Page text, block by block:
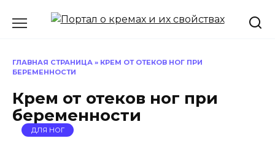
ГЛАВНАЯ СТРАНИЦА » КРЕМ ОТ ОТЕКОВ НОГ ПРИ
БЕРЕМЕННОСТИ
Крем от отеков ног при
беременности
ДЛЯ НОГ